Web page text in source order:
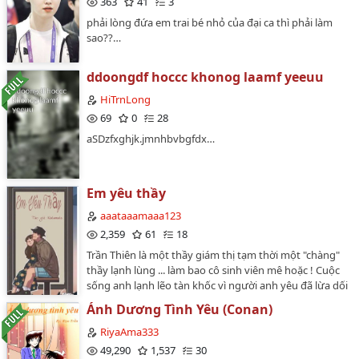
phải lòng đứa em trai bé nhỏ của đại ca thì phải làm
sao??…
ddoongdf hoccc khonog laamf yeeuu
HiTrnLong
69
0
28
aSDzfxghjk.jmnhbvbgfdx…
Em yêu thầy
aaataaamaaa123
2,359
61
18
Trần Thiên là một thầy giám thị tạm thời một "chàng"
thầy lạnh lùng ... làm bao cô sinh viên mê hoặc ! Cuộc
sống anh lạnh lẽo tàn khốc vì người anh yêu đã lừa dối
anh theo sự nghiệp ca hát , muốn được nổi tiếng nà
sang Mỹ với người đàn ông khác ... từ con người thân
thiện mà giờ đây ...Quyên Nhi một cô sinh viên mới
chuyển trường , tính hơi trẻ con , lăng tăng , lại mang
Ánh Dương Tình Yêu (Conan)
RiyaAma333
49,290
1,537
30